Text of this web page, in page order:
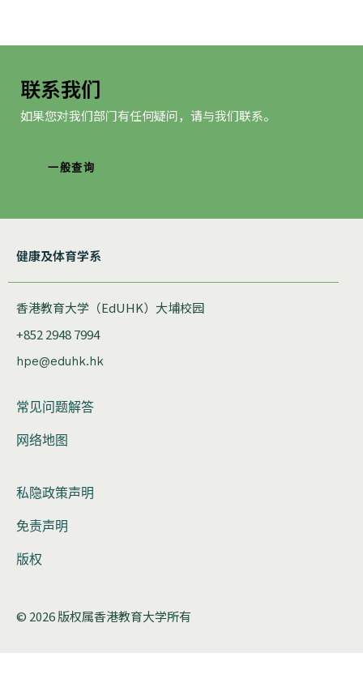
联系我们
如果您对我们部门有任何疑问，请与我们联系。
一般查询
健康及体育学系
香港教育大学（EdUHK）大埔校园
+852 2948 7994
hpe@eduhk.hk
常见问题解答
网络地图
私隐政策声明
免责声明
版权
© 2026 版权属香港教育大学所有